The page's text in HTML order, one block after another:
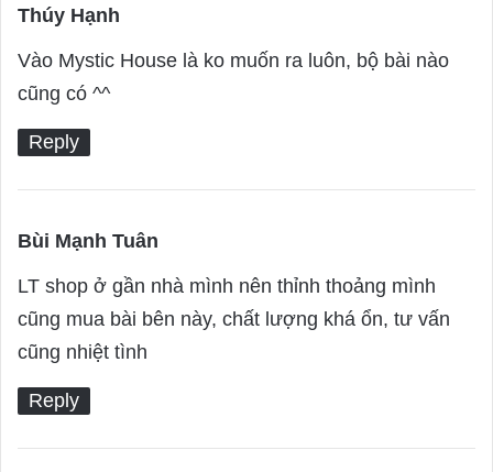
Thúy Hạnh
a
Vào Mystic House là ko muốn ra luôn, bộ bài nào
cũng có ^^
Reply
Bùi Mạnh Tuân
a
y
LT shop ở gần nhà mình nên thỉnh thoảng mình
cũng mua bài bên này, chất lượng khá ổn, tư vấn
cũng nhiệt tình
Reply